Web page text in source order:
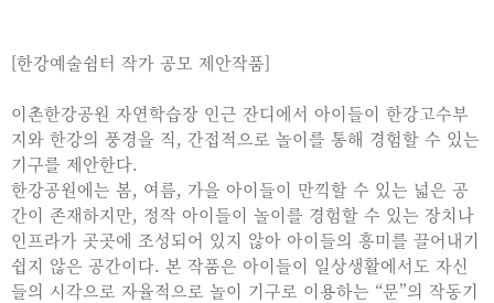
[한강예술쉼터 작가 공모 제안작품]
이촌한강공원 자연학습장 인근 잔디에서 아이들이 한강고수부
지와 한강의 풍경을 직, 간접적으로 놀이를 통해 경험할 수 있는
기구를 제안한다.
한강공원에는 봄, 여름, 가을 아이들이 만끽할 수 있는 넓은 공
간이 존재하지만, 정작 아이들이 놀이를 경험할 수 있는 장치나
인프라가 곳곳에 조성되어 있지 않아 아이들의 흥미를 끌어내기
쉽지 않은 공간이다. 본 작품은 아이들이 일상생활에서도 자신
들의 시각으로 자율적으로 놀이 기구로 이용하는 “문”의 작동기